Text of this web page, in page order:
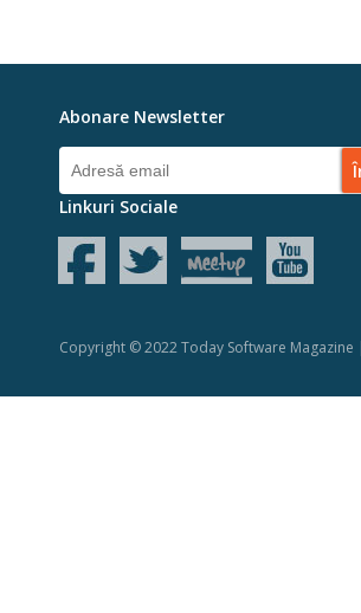
Abonare Newsletter
Linkuri Sociale
Copyright © 2022 Today Software Magazine |